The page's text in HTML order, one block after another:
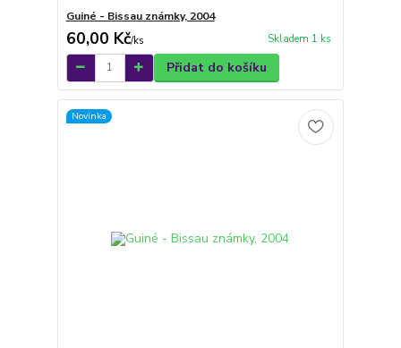
Guiné - Bissau známky, 2004
60,00 Kč/ks Skladem 1 ks
Přidat do košíku
Novinka